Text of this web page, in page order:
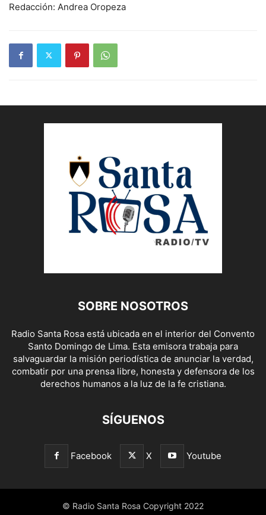
Redacción: Andrea Oropeza
SOBRE NOSOTROS
Radio Santa Rosa está ubicada en el interior del Convento
Santo Domingo de Lima. Esta emisora trabaja para
salvaguardar la misión periodística de anunciar la verdad,
combatir por una prensa libre, honesta y defensora de los
derechos humanos a la luz de la fe cristiana.
SÍGUENOS
Facebook X Youtube
© Radio Santa Rosa Copyright 2022